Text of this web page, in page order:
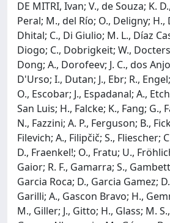
DE MITRI, Ivan; V., de Souza; K.
Peral; M., del Río; O., Deligny;
Dhital; C., Di Giulio; M. L., Díaz
Diogo; C., Dobrigkeit; W.,
Dong; A., Dorofeev; J. C., dos
D'Urso; I., Dutan; J., Ebr; R.,
O., Escobar; J., Espadanal; A.,
San Luis; H., Falcke; K., Fang; G.,
N., Fazzini; A. P., Ferguson; B.,
Filevich; A., Filipčič; S., Fliescher;
D., Fraenkel!; O., Fratu; U.,
Gaior; R. F., Gamarra; S.,
Garcia Roca; D., Garcia Gamez;
Garilli; A., Gascon Bravo; H.,
M., Giller; J., Gitto; H., Glass; M.